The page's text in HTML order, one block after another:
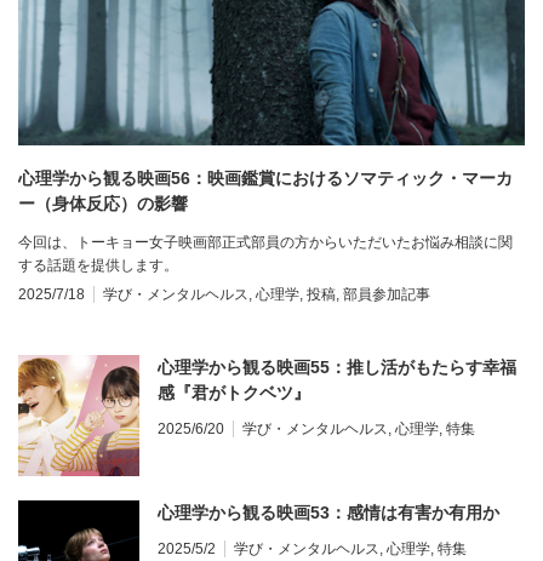
心理学から観る映画56：映画鑑賞におけるソマティック・マーカ
ー（身体反応）の影響
今回は、トーキョー女子映画部正式部員の方からいただいたお悩み相談に関
する話題を提供します。
2025/7/18
学び・メンタルヘルス, 心理学, 投稿, 部員参加記事
心理学から観る映画55：推し活がもたらす幸福
感『君がトクベツ』
2025/6/20 学び・メンタルヘルス, 心理学, 特集
心理学から観る映画53：感情は有害か有用か
2025/5/2 学び・メンタルヘルス, 心理学, 特集